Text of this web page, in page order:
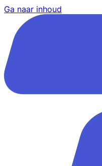
Ga naar inhoud